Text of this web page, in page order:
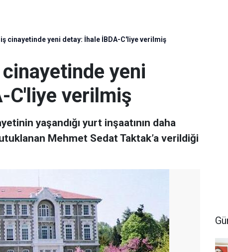
cinayetinde yeni detay: İhale İBDA-C'liye verilmiş
yeni
C'liye verilmiş
yaşandığı yurt inşaatının daha
Mehmet Sedat Taktak’a verildiği